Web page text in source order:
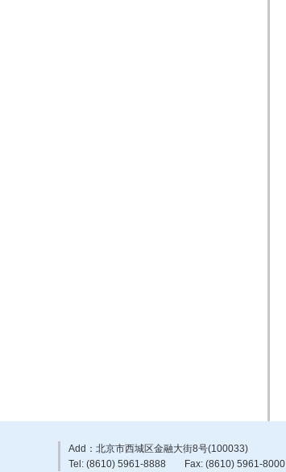
Add：北京市西城区金融大街8号(100033)
Tel: (8610) 5961-8888
Fax: (8610) 5961-8000